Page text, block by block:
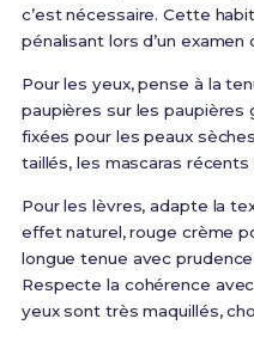
c’est nécessaire. Cette
pénalisant lors d’un examen
Pour les yeux, pense à la
paupières sur les paupières
fixées pour les peaux
taillés, les mascaras
Pour les lèvres, adapte la
effet naturel, rouge crème
longue tenue avec
Respecte la cohérence
yeux sont très maquillés,